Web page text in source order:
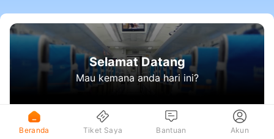
Selamat Datang
Mau kemana anda hari ini?
Beranda Tiket Saya Bantuan Akun